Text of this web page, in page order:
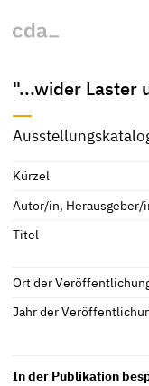
"...wider Laster
Kürzel
Autor/in, Herausgeber/
Titel
Ort der
Jahr der
In der Publikation